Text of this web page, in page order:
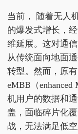
当前， 随着无人
的爆发式增长，
维延展。这对通
从传统面向地面
转型。然而，原
eMBB（enhanced
机用户的数据和
盖，面临碎片化
战，无法满足低